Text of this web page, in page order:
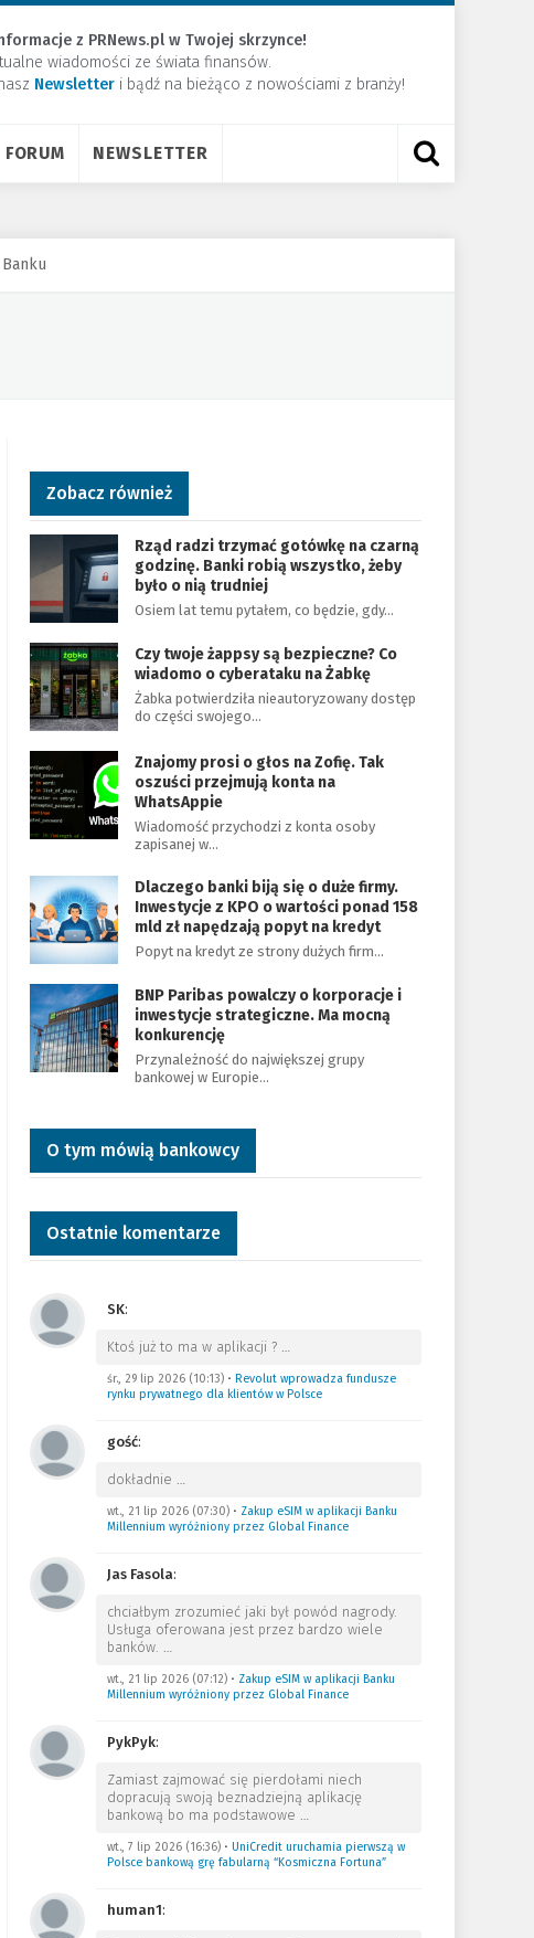
z PRNews.pl w Twojej skrzynce!
wiadomości ze świata finansów.
Newsletter ​i bądź na bieżąco z nowościami z branży!
FORUM NEWSLETTER
Zobacz również
Rząd radzi trzymać gotówkę na czarną
godzinę. Banki robią wszystko, żeby
było o nią trudniej
Osiem lat temu pytałem, co będzie, gdy…
Czy twoje żappsy są bezpieczne? Co
wiadomo o cyberataku na Żabkę
Żabka potwierdziła nieautoryzowany dostęp
do części swojego…
Znajomy prosi o głos na Zofię. Tak
oszuści przejmują konta na
WhatsAppie
Wiadomość przychodzi z konta osoby
zapisanej w…
Dlaczego banki biją się o duże firmy.
Inwestycje z KPO o wartości ponad 158
mld zł napędzają popyt na kredyt
Popyt na kredyt ze strony dużych firm…
BNP Paribas powalczy o korporacje i
inwestycje strategiczne. Ma mocną
konkurencję
Przynależność do największej grupy
bankowej w Europie…
O tym mówią bankowcy
Ostatnie komentarze
SK:
Ktoś już to ma w aplikacji ? …
śr., 29 lip 2026 (10:13)• Revolut wprowadza fundusze
rynku prywatnego dla klientów w Polsce
gość:
dokładnie …
wt., 21 lip 2026 (07:30)• Zakup eSIM w aplikacji Banku
Millennium wyróżniony przez Global Finance
Jas Fasola:
chciałbym zrozumieć jaki był powód nagrody.
Usługa oferowana jest przez bardzo wiele
banków. …
wt., 21 lip 2026 (07:12)• Zakup eSIM w aplikacji Banku
Millennium wyróżniony przez Global Finance
PykPyk:
Zamiast zajmować się pierdołami niech
dopracują swoją beznadziejną aplikację
bankową bo ma podstawowe …
wt., 7 lip 2026 (16:36)• UniCredit uruchamia pierwszą w
Polsce bankową grę fabularną “Kosmiczna Fortuna”
human1: